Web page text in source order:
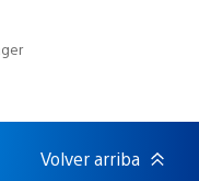
Volver arriba